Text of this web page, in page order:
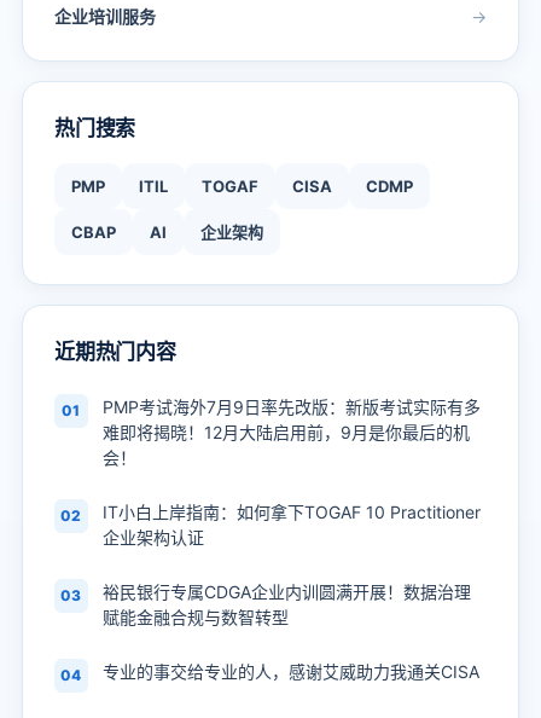
企业培训服务 →
热门搜索
PMP ITIL TOGAF CISA CDMP
CBAP AI 企业架构
近期热门内容
01
PMP考试海外7月9日率先改版：新版考试实际有多
难即将揭晓！12月大陆启用前，9月是你最后的机
会！
02
IT小白上岸指南：如何拿下TOGAF 10 Practitioner
企业架构认证
03
裕民银行专属CDGA企业内训圆满开展！数据治理
赋能金融合规与数智转型
04 专业的事交给专业的人，感谢艾威助力我通关CISA